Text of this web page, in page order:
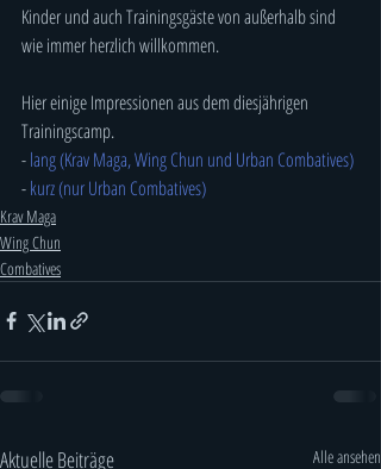
Kinder und auch Trainingsgäste von außerhalb sind
wie immer herzlich willkommen.
Hier einige Impressionen aus dem diesjährigen
Trainingscamp.
- lang (Krav Maga, Wing Chun und Urban Combatives)
- kurz (nur Urban Combatives)
Krav Maga
Wing Chun
Combatives
Aktuelle Beiträge Alle ansehen